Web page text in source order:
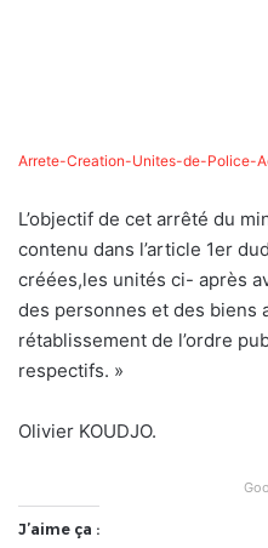
Arrete-Creation-Unites-de-Police-
L’objectif de cet arrêté du
contenu dans l’article 1er
créées,les unités ci- après
des personnes et des biens
rétablissement de l’ordre
respectifs. »
Olivier KOUDJO.
J’aime ça :